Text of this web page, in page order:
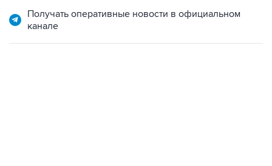
Получать оперативные новости в официальном
канале